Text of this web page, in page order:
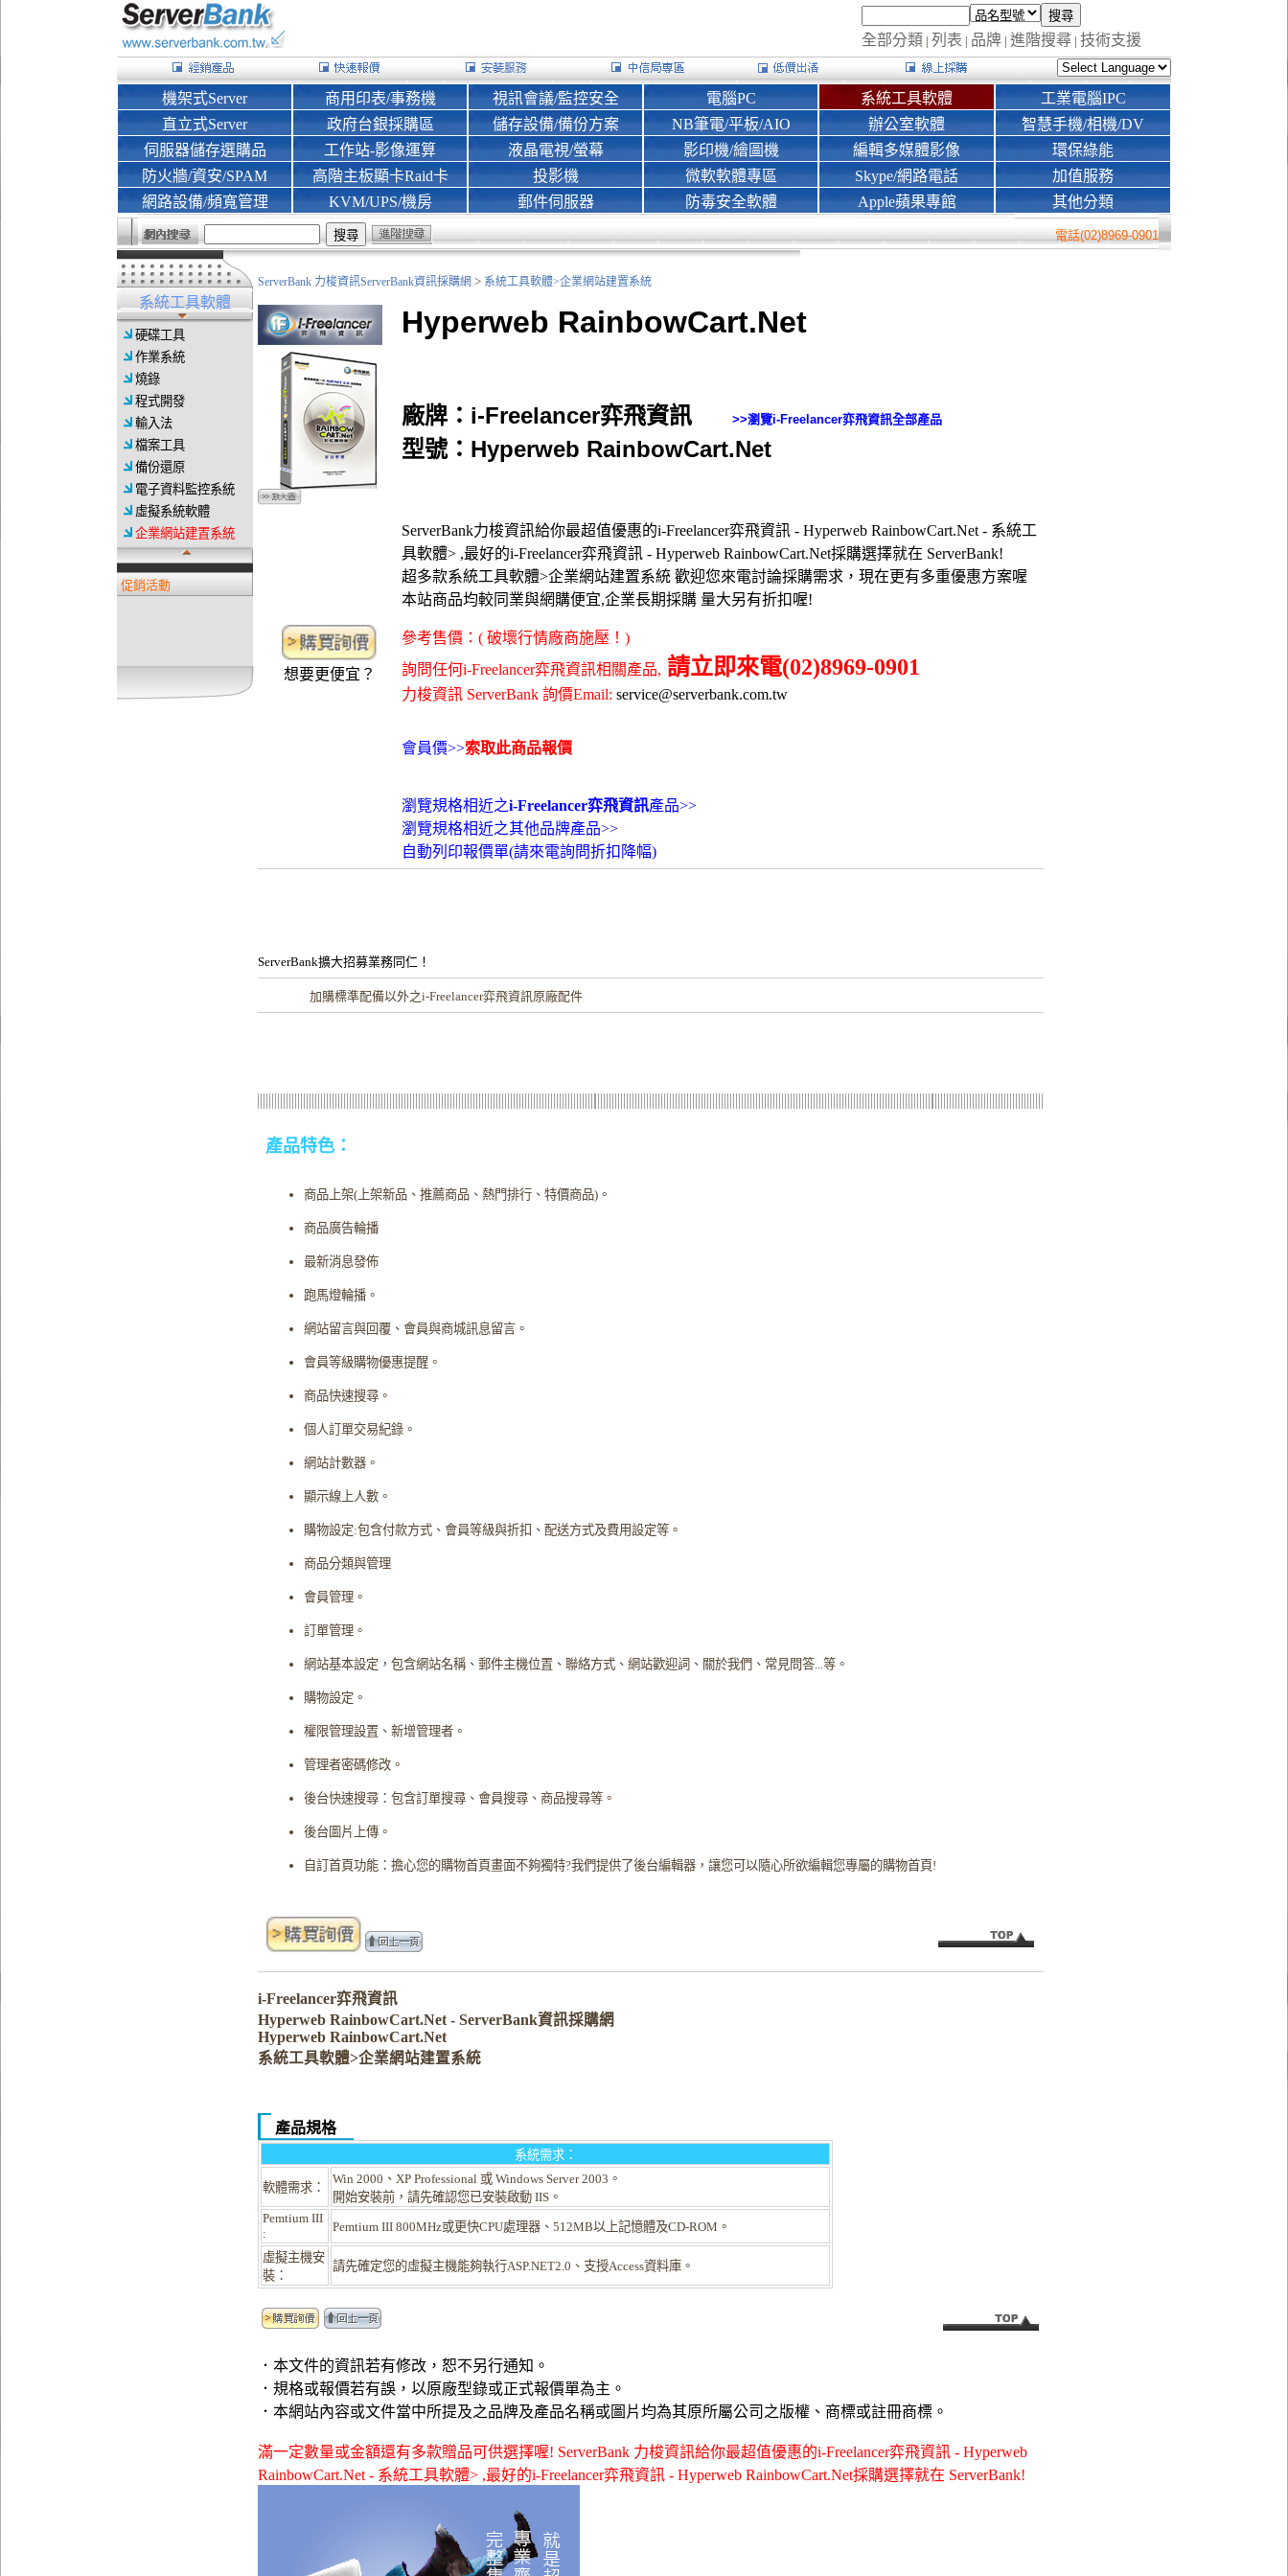
全部分類 | 列表 | 品牌 | 進階搜尋 | 技術支援
機架式Server
直立式Server
伺服器儲存選購品
防火牆/資安/SPAM
網路設備/頻寬管理
商用印表/事務機
政府台銀採購區
工作站-影像運算
高階主板顯卡Raid卡
KVM/UPS/機房
視訊會議/監控安全
儲存設備/備份方案
液晶電視/螢幕
投影機
郵件伺服器
電腦PC
NB筆電/平板/AIO
影印機/繪圖機
微軟軟體專區
防毒安全軟體
系統工具軟體
辦公室軟體
編輯多媒體影像
Skype/網路電話
Apple蘋果專館
工業電腦IPC
智慧手機/相機/DV
環保綠能
加值服務
其他分類
電話(02)8969-0901
系統工具軟體
硬碟工具
作業系統
燒錄
程式開發
輸入法
檔案工具
備份還原
電子資料監控系統
虛擬系統軟體
企業網站建置系統
促銷活動
ServerBank 力梭資訊ServerBank資訊採購網 > 系統工具軟體>企業網站建置系統
Hyperweb RainbowCart.Net
廠牌：i-Freelancer弈飛資訊 >>瀏覽i-Freelancer弈飛資訊全部產品
型號：Hyperweb RainbowCart.Net
ServerBank力梭資訊給你最超值優惠的i-Freelancer弈飛資訊 - Hyperweb RainbowCart.Net - 系統工
具軟體> ,最好的i-Freelancer弈飛資訊 - Hyperweb RainbowCart.Net採購選擇就在 ServerBank!
超多款系統工具軟體>企業網站建置系統 歡迎您來電討論採購需求，現在更有多重優惠方案喔
本站商品均較同業與網購便宜,企業長期採購 量大另有折扣喔!
想要更便宜？
參考售價：( 破壞行情廠商施壓！)
詢問任何i-Freelancer弈飛資訊相關產品, 請立即來電(02)8969-0901
力梭資訊 ServerBank 詢價Email: service@serverbank.com.tw
會員價>>索取此商品報價
瀏覽規格相近之i-Freelancer弈飛資訊產品>>
瀏覽規格相近之其他品牌產品>>
自動列印報價單(請來電詢問折扣降幅)
ServerBank擴大招募業務同仁！
加購標準配備以外之i-Freelancer弈飛資訊原廠配件
產品特色：
商品上架(上架新品、推薦商品、熱門排行、特價商品)。
商品廣告輪播
最新消息發佈
跑馬燈輪播。
網站留言與回覆、會員與商城訊息留言。
會員等級購物優惠提醒。
商品快速搜尋。
個人訂單交易紀錄。
網站計數器。
顯示線上人數。
購物設定:包含付款方式、會員等級與折扣、配送方式及費用設定等。
商品分類與管理
會員管理。
訂單管理。
網站基本設定，包含網站名稱、郵件主機位置、聯絡方式、網站歡迎詞、關於我們、常見問答...等。
購物設定。
權限管理設置、新增管理者。
管理者密碼修改。
後台快速搜尋：包含訂單搜尋、會員搜尋、商品搜尋等。
後台圖片上傳。
自訂首頁功能：擔心您的購物首頁畫面不夠獨特?我們提供了後台編輯器，讓您可以隨心所欲編輯您專屬的購物首頁!
i-Freelancer弈飛資訊
Hyperweb RainbowCart.Net - ServerBank資訊採購網
Hyperweb RainbowCart.Net
系統工具軟體>企業網站建置系統
產品規格
系統需求：
軟體需求：
Win 2000、XP Professional 或 Windows Server 2003。
開始安裝前，請先確認您已安裝啟動 IIS。
Pemtium III
:
Pemtium III 800MHz或更快CPU處理器、512MB以上記憶體及CD-ROM。
虛擬主機安
裝：
請先確定您的虛擬主機能夠執行ASP.NET2.0、支授Access資料庫。
．本文件的資訊若有修改，恕不另行通知。
．規格或報價若有誤，以原廠型錄或正式報價單為主。
．本網站內容或文件當中所提及之品牌及產品名稱或圖片均為其原所屬公司之版權、商標或註冊商標。
滿一定數量或金額還有多款贈品可供選擇喔! ServerBank 力梭資訊給你最超值優惠的i-Freelancer弈飛資訊 - Hyperweb
RainbowCart.Net - 系統工具軟體> ,最好的i-Freelancer弈飛資訊 - Hyperweb RainbowCart.Net採購選擇就在 ServerBank!